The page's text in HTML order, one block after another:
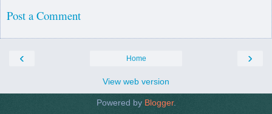
Post a Comment
‹ ›
Home
View web version
Powered by Blogger.